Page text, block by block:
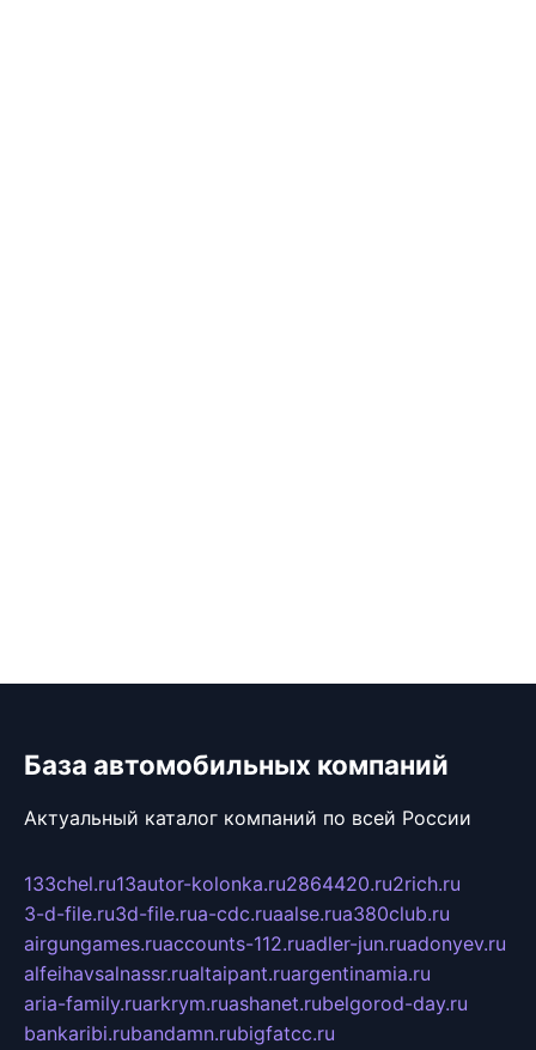
База автомобильных компаний
Актуальный каталог компаний по всей России
133chel.ru13autor-kolonka.ru2864420.ru2rich.ru
3-d-file.ru3d-file.rua-cdc.ruaalse.rua380club.ru
airgungames.ruaccounts-112.ruadler-jun.ruadonyev.ru
alfeihavsalnassr.rualtaipant.ruargentinamia.ru
aria-family.ruarkrym.ruashanet.rubelgorod-day.ru
bankaribi.rubandamn.rubigfatcc.ru